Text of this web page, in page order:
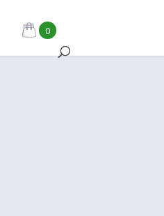
0